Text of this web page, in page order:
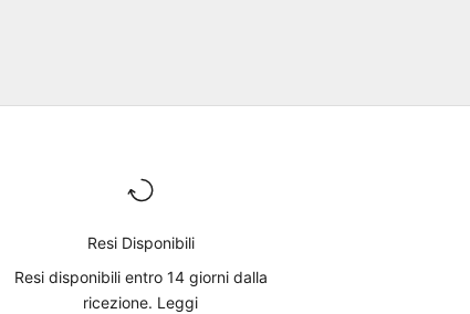
Resi Disponibili
Resi disponibili entro 14 giorni dalla
ricezione. Leggi